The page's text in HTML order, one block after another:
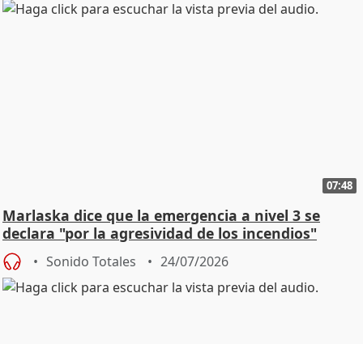
07:48
Marlaska dice que la emergencia a nivel 3 se
declara "por la agresividad de los incendios"
Sonido Totales 24/07/2026